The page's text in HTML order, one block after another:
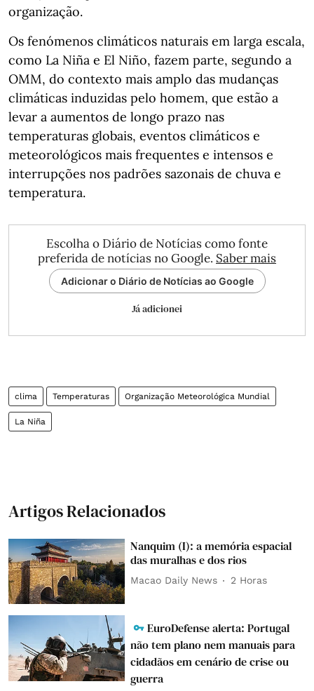
organização.
Os fenómenos climáticos naturais em larga escala,
como La Niña e El Niño, fazem parte, segundo a
OMM, do contexto mais amplo das mudanças
climáticas induzidas pelo homem, que estão a
levar a aumentos de longo prazo nas
temperaturas globais, eventos climáticos e
meteorológicos mais frequentes e intensos e
interrupções nos padrões sazonais de chuva e
temperatura.
Escolha o Diário de Notícias como fonte
preferida de notícias no Google. Saber mais
Adicionar o Diário de Notícias ao Google
Já adicionei
clima Temperaturas Organização Meteorológica Mundial
La Niña
Artigos Relacionados
Nanquim (I): a memória espacial
das muralhas e dos rios
Macao Daily News 2 Horas
EuroDefense alerta: Portugal
não tem plano nem manuais para
cidadãos em cenário de crise ou
guerra